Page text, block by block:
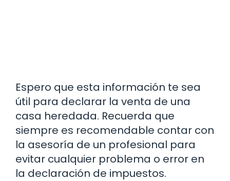
Espero que esta información te sea
útil para declarar la venta de una
casa heredada. Recuerda que
siempre es recomendable contar con
la asesoría de un profesional para
evitar cualquier problema o error en
la declaración de impuestos.